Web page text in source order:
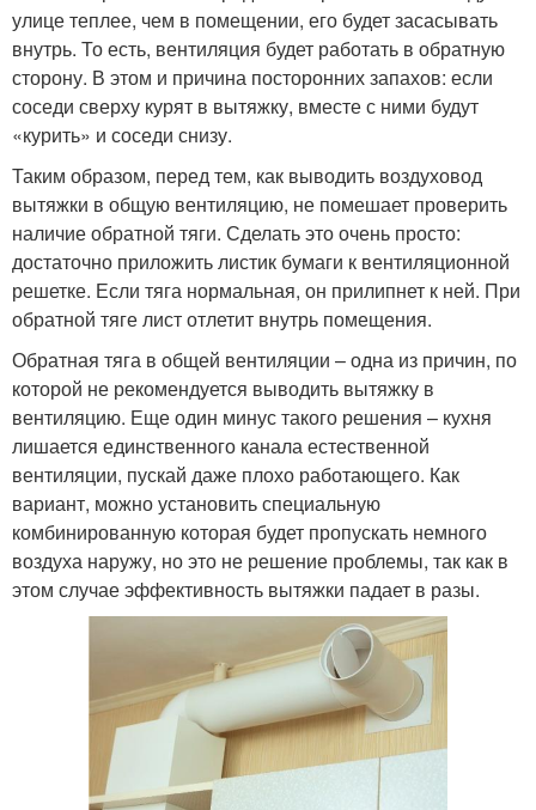
улице теплее, чем в помещении, его будет засасывать
внутрь. То есть, вентиляция будет работать в обратную
сторону. В этом и причина посторонних запахов: если
соседи сверху курят в вытяжку, вместе с ними будут
«курить» и соседи снизу.
Таким образом, перед тем, как выводить воздуховод
вытяжки в общую вентиляцию, не помешает проверить
наличие обратной тяги. Сделать это очень просто:
достаточно приложить листик бумаги к вентиляционной
решетке. Если тяга нормальная, он прилипнет к ней. При
обратной тяге лист отлетит внутрь помещения.
Обратная тяга в общей вентиляции – одна из причин, по
которой не рекомендуется выводить вытяжку в
вентиляцию. Еще один минус такого решения – кухня
лишается единственного канала естественной
вентиляции, пускай даже плохо работающего. Как
вариант, можно установить специальную
комбинированную которая будет пропускать немного
воздуха наружу, но это не решение проблемы, так как в
этом случае эффективность вытяжки падает в разы.